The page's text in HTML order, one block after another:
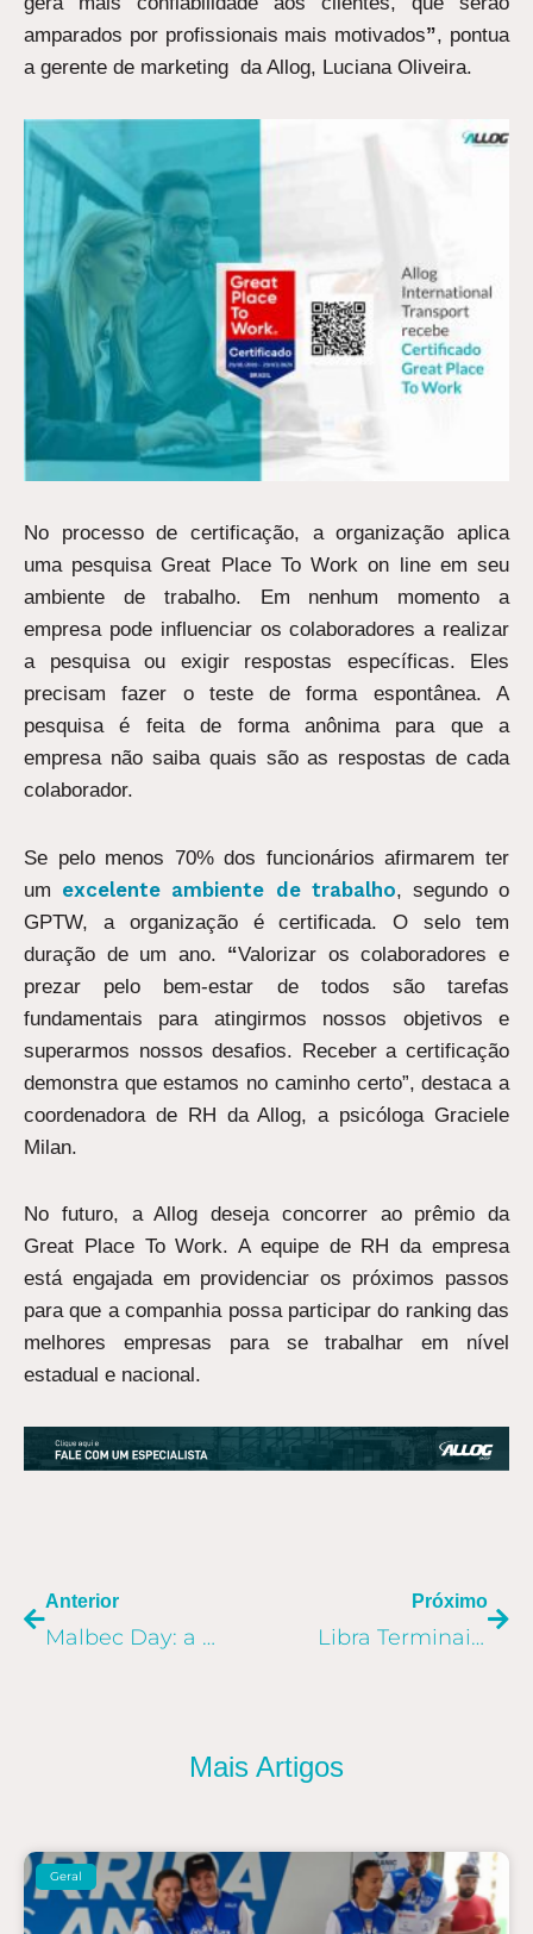
amparados por profissionais mais motivados”, pontua
a gerente de marketing da Allog, Luciana Oliveira.
No processo de certificação, a organização aplica
uma pesquisa Great Place To Work on line em seu
ambiente de trabalho. Em nenhum momento a
empresa pode influenciar os colaboradores a realizar
a pesquisa ou exigir respostas específicas. Eles
precisam fazer o teste de forma espontânea. A
pesquisa é feita de forma anônima para que a
empresa não saiba quais são as respostas de cada
colaborador.
Se pelo menos 70% dos funcionários afirmarem ter
um excelente ambiente de trabalho, segundo o
GPTW, a organização é certificada. O selo tem
duração de um ano. “Valorizar os colaboradores e
prezar pelo bem-estar de todos são tarefas
fundamentais para atingirmos nossos objetivos e
superarmos nossos desafios. Receber a certificação
demonstra que estamos no caminho certo”, destaca a
coordenadora de RH da Allog, a psicóloga Graciele
Milan.
No futuro, a Allog deseja concorrer ao prêmio da
Great Place To Work. A equipe de RH da empresa
está engajada em providenciar os próximos passos
para que a companhia possa participar do ranking das
melhores empresas para se trabalhar em nível
estadual e nacional.
Anterior
Malbec Day: a logística do vinho até o Brasil
Próximo
Libra Terminais encerra operações portuárias no Porto de Santos
Mais Artigos
Geral